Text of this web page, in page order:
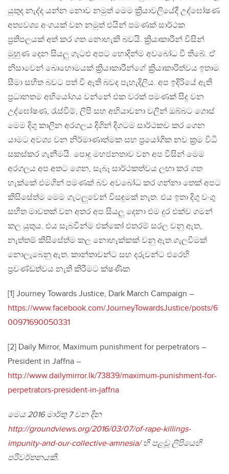
යුතුද නැද්ද යන්න නොව නමුත් මෙම ක්‍රියාවලියේදී උද්ඝෝෂණ
අත්‍යවශ්‍ය අංගයක් වන නමුත් එයින් පමණක් සාර්ථක
ප්‍රතිපලයක් අත් කර ගත නොහැකි බවයි. ක්‍රියාකාරීන් විසින්
මුහුණ දෙන සියලු ගැටළු අපට හොදින්ම අවබෝධ වී තිබේ. ඒ
නිසාවෙන් බොහොමයක් ක්‍රියාකාරීන්ගේ ක්‍රියාකාරිත්වය ඉතාම
සීමා සහිත බවට පත් වී ඇති බවද පැහැදිලිය. අප ඉදිරියේ ඇති
ප්‍රධානතම අභියෝගය වන්නේ එක වරක් පමණක් සිදු වන
උද්ඝෝෂණ, රැස්වීම්, ලිපි සහ අභියාචනා වලින් ඔබ්බට ගොස්
මෙම දිගු කාලීන අරගලය දිගින් දිගටම සාර්ථකව කර ගෙන
යාමට අවශ්‍ය වන නිර්මාණාත්මක සහ ප්‍රයෝගික නව ක්‍රම විධි
සකස්කර ගැනීමයි. පොදු මහජනතාව වන අප විසින් මෙම
අරගලය අප අතට ගෙන, සැබෑ සාර්ථකත්වය ලඟා කර ගත
හැක්කේ එමගින් පමණක් බව අවබෝධ කර ගන්නා තෙක් අපට
කිසිසේත්ම මෙම ගැටලුවෙන් විසඳුමක් නැත. එය ඉතා දිගු වංගු
සහිත මාවතක් වන අතර අප සියලු දෙනා එම දුර එක්ව ගමන්
කල යුතුය. එය සැබවින්ම එක්කෝ එතරම් සරල වනු ඇත,
නැත්තම් කිසිසේත්ම කල නොහැක්කක් වනු ඇත.ගැලවීමක්
නොලැබෙනු ඇත. කාන්තාවන්ට සහ දරුවන්ට එරෙහි
ප්‍රචණ්ඩත්වය නැති කිරීමට ක්ෂණික
[1] Journey Towards Justice, Dark March Campaign –
https://www.facebook.com/JourneyTowardsJustice/posts/6
00971690050331
[2] Daily Mirror, Maximum punishment for perpetrators –
President in Jaffna –
http://www.dailymirror.lk/73839/maximum-punishment-for-
perpetrators-president-in-jaffna
මෙය 2016 මාර්තු 7 වන දින
http://groundviews.org/2016/03/07/of-rape-killings-
impunity-and-our-collective-amnesia/හි පළවූ ලිපියෙහි
පරිවර්තනයකි.